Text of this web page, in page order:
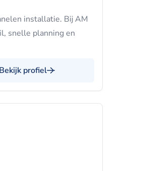
installatie. Bij AM
snelle planning en
Bekijk profiel